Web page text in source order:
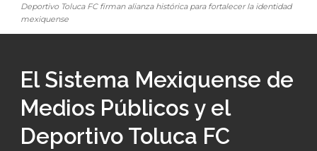
Deportivo Toluca FC firman alianza histórica para fortalecer la identidad
mexiquense
El Sistema Mexiquense de
Medios Públicos y el
Deportivo Toluca FC